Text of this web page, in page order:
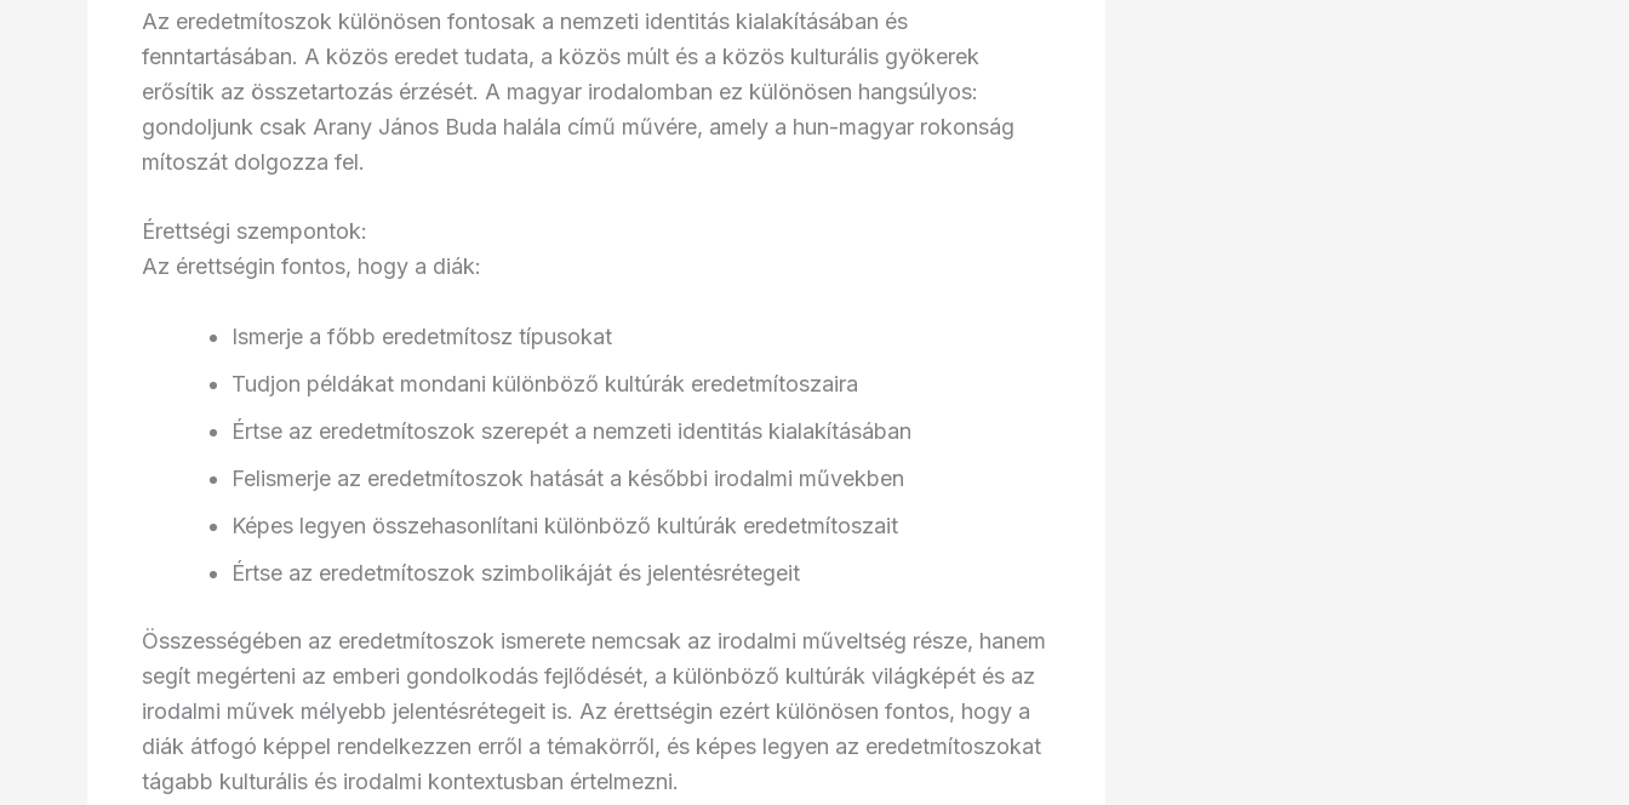
Az eredetmítoszok különösen fontosak a nemzeti identitás kialakításában és
fenntartásában. A közös eredet tudata, a közös múlt és a közös kulturális gyökerek
erősítik az összetartozás érzését. A magyar irodalomban ez különösen hangsúlyos:
gondoljunk csak Arany János Buda halála című művére, amely a hun-magyar rokonság
mítoszát dolgozza fel.
Érettségi szempontok:
Az érettségin fontos, hogy a diák:
Ismerje a főbb eredetmítosz típusokat
Tudjon példákat mondani különböző kultúrák eredetmítoszaira
Értse az eredetmítoszok szerepét a nemzeti identitás kialakításában
Felismerje az eredetmítoszok hatását a későbbi irodalmi művekben
Képes legyen összehasonlítani különböző kultúrák eredetmítoszait
Értse az eredetmítoszok szimbolikáját és jelentésrétegeit
Összességében az eredetmítoszok ismerete nemcsak az irodalmi műveltség része, hanem
segít megérteni az emberi gondolkodás fejlődését, a különböző kultúrák világképét és az
irodalmi művek mélyebb jelentésrétegeit is. Az érettségin ezért különösen fontos, hogy a
diák átfogó képpel rendelkezzen erről a témakörről, és képes legyen az eredetmítoszokat
tágabb kulturális és irodalmi kontextusban értelmezni.